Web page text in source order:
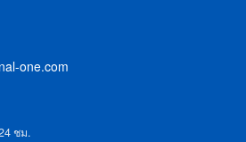
one.com
ชม.